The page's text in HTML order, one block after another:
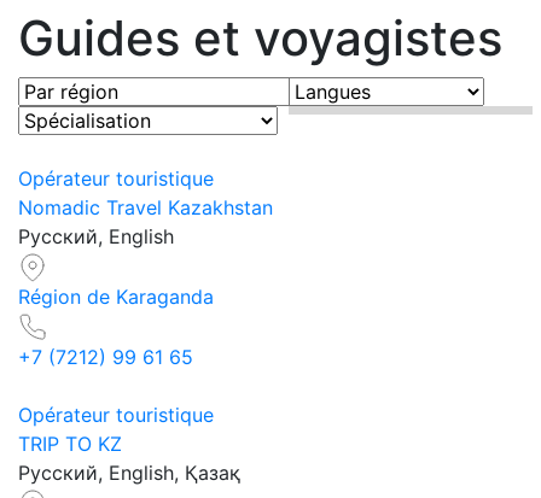
Guides et voyagistes
Opérateur touristique
Nomadic Travel Kazakhstan
Русский, English
Région de Karaganda
+7 (7212) 99 61 65
Opérateur touristique
TRIP TO KZ
Русский, English, Қазақ